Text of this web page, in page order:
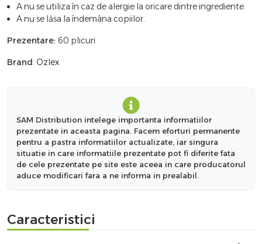
A nu se utiliza în caz de alergie la oricare dintre ingrediente.
A nu se lăsa la îndemâna copiilor.
Prezentare: 60 plicuri
Brand: Ozlex
SAM Distribution intelege importanta informatiilor
prezentate in aceasta pagina. Facem eforturi permanente
pentru a pastra informatiilor actualizate, iar singura
situatie in care informatiile prezentate pot fi diferite fata
de cele prezentate pe site este aceea in care producatorul
aduce modificari fara a ne informa in prealabil.
Caracteristici